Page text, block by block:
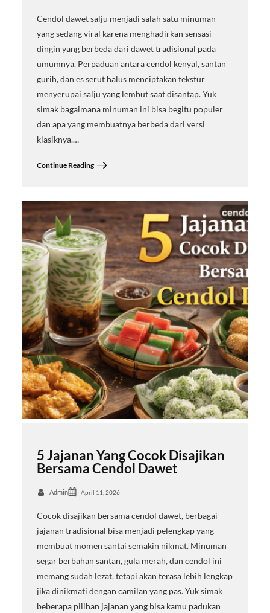
Cendol dawet salju menjadi salah satu minuman
yang sedang viral karena menghadirkan sensasi
dingin yang berbeda dari dawet tradisional pada
umumnya. Perpaduan antara cendol kenyal, santan
gurih, dan es serut halus menciptakan tekstur
menyerupai salju yang lembut saat disantap. Yuk
simak bagaimana minuman ini bisa begitu populer
dan apa yang membuatnya berbeda dari versi
klasiknya.…
Continue Reading
5 Jajanan Yang Cocok Disajikan
Bersama Cendol Dawet
Admin April 11, 2026
Cocok disajikan bersama cendol dawet, berbagai
jajanan tradisional bisa menjadi pelengkap yang
membuat momen santai semakin nikmat. Minuman
segar berbahan santan, gula merah, dan cendol ini
memang sudah lezat, tetapi akan terasa lebih lengkap
jika dinikmati dengan camilan yang pas. Yuk simak
beberapa pilihan jajanan yang bisa kamu padukan